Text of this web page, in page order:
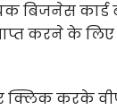
बिजनेस कार्ड
करने के
क्लिक करके